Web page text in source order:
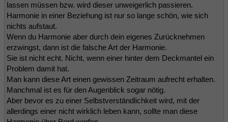
lassen müssen bzw. wird dieser unweigerlich passieren.
Harmonie in einer Beziehung ist nur so lange schön, wie sich
nichts aufstaut.
Wenn du Harmonie aber durch dein eigenes Zurücknehmen
erzwingst, dann ist die falsche Art der Harmonie.
Sie ist nicht echt. Nicht, wenn einer hinter dem Deckmantel ein
Problem damit hat.
Man kann diese Art einen gewissen Zeitraum aufrecht erhalten.
Manchmal ist es für den Augenblick sogar nötig.
Aber bevor es zu einer Selbstverständlichkeit wird, mit der
allerdings einer nicht wirklich leben kann, sollte man diese